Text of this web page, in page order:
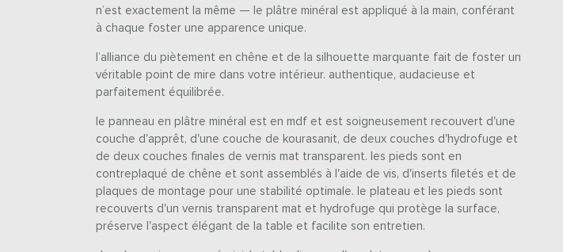
n’est exactement la même — le plâtre minéral est appliqué à la main, conférant
à chaque foster une apparence unique.
l’alliance du piètement en chêne et de la silhouette marquante fait de foster un
véritable point de mire dans votre intérieur. authentique, audacieuse et
parfaitement équilibrée.
le panneau en plâtre minéral est en mdf et est soigneusement recouvert d'une
couche d'apprêt, d'une couche de kourasanit, de deux couches d'hydrofuge et
de deux couches finales de vernis mat transparent. les pieds sont en
contreplaqué de chêne et sont assemblés à l'aide de vis, d'inserts filetés et de
plaques de montage pour une stabilité optimale. le plateau et les pieds sont
recouverts d'un vernis transparent mat et hydrofuge qui protège la surface,
préserve l'aspect élégant de la table et facilite son entretien.